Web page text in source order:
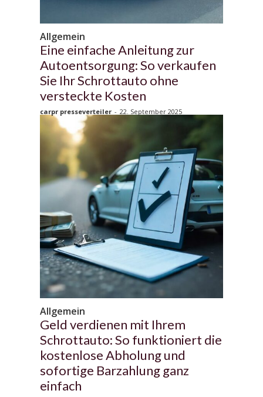
Allgemein
Eine einfache Anleitung zur
Autoentsorgung: So verkaufen
Sie Ihr Schrottauto ohne
versteckte Kosten
carpr presseverteiler - 22. September 2025
Allgemein
Geld verdienen mit Ihrem
Schrottauto: So funktioniert die
kostenlose Abholung und
sofortige Barzahlung ganz
einfach